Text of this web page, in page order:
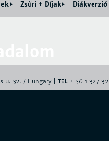
Zsűri + Díjak Diákverzió
u. 32. / Hungary | TEL + 36 1 327